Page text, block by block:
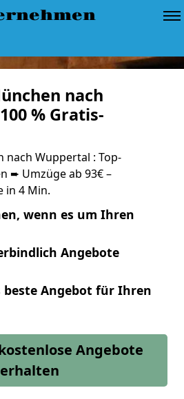
nach
% Gratis-
nach Wuppertal : Top-
➨ Umzüge ab 93€ –
in 4 Min.
wenn es um Ihren
Angebote
beste Angebot für Ihren
Angebote
erhalten